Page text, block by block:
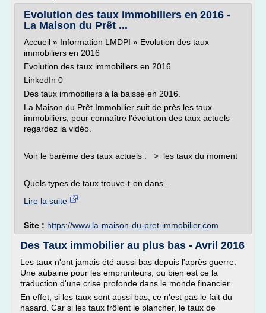
Evolution des taux immobiliers en 2016 -
La Maison du Prêt ...
Accueil » Information LMDPI » Evolution des taux
immobiliers en 2016
Evolution des taux immobiliers en 2016
LinkedIn 0
Des taux immobiliers à la baisse en 2016.
La Maison du Prêt Immobilier suit de près les taux
immobiliers, pour connaître l'évolution des taux actuels
regardez la vidéo.
Voir le barème des taux actuels : > les taux du moment
Quels types de taux trouve-t-on dans...
Lire la suite
Site : https://www.la-maison-du-pret-immobilier.com
Des Taux immobilier au plus bas - Avril 2016
Les taux n'ont jamais été aussi bas depuis l'après guerre.
Une aubaine pour les emprunteurs, ou bien est ce la
traduction d'une crise profonde dans le monde financier.
En effet, si les taux sont aussi bas, ce n'est pas le fait du
hasard. Car si les taux frôlent le plancher, le taux de